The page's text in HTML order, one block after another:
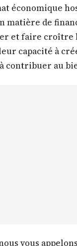
économique
matière de
et faire
capacité à
contribuer au
vous